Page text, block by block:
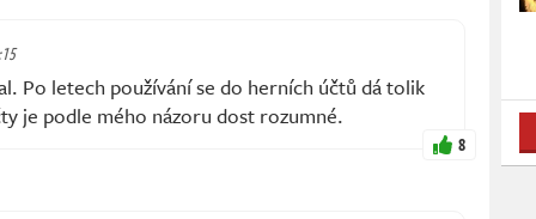
Po letech používání se do herních účtů dá tolik
je podle mého názoru dost rozumné.
8